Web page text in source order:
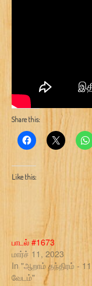
Share this:
Like this:
பாடல் #1673
மார்ச் 11, 2023
In "ஆறாம் தந்திரம் -
வேடம்"